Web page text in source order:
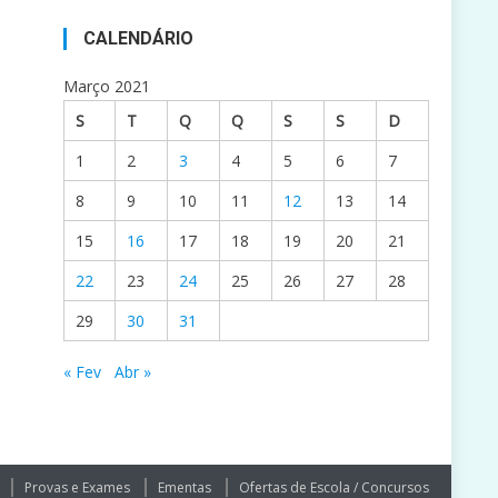
CALENDÁRIO
Março 2021
S
T Q Q S S
D
1
2 3 4 5 6
7
8
9 10 11 12 13
14
15
16 17 18 19 20
21
22
23 24 25 26 27
28
29
30 31
« Fev Abr »
Provas e Exames Ementas Ofertas de Escola / Concursos